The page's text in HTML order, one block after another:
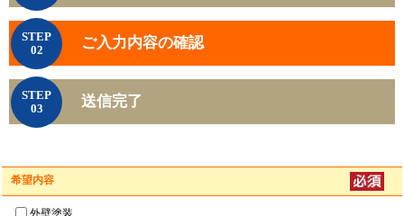
STEP
02
ご入力内容の確認
STEP
03
送信完了
希望内容
外壁塗装